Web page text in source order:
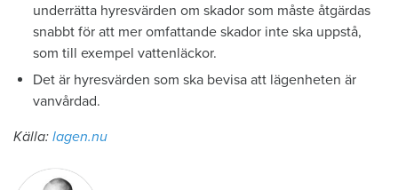
underrätta hyresvärden om skador som måste åtgärdas
snabbt för att mer omfattande skador inte ska uppstå,
som till exempel vattenläckor.
Det är hyresvärden som ska bevisa att lägenheten är
vanvårdad.
Källa: lagen.nu